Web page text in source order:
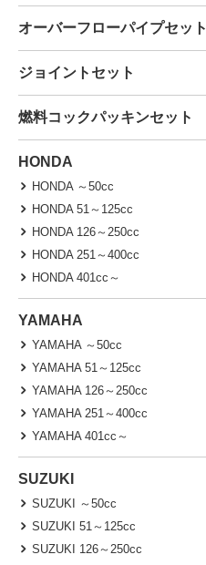
オーバーフローパイプセット
ジョイントセット
燃料コックパッキンセット
HONDA
HONDA ～50cc
HONDA 51～125cc
HONDA 126～250cc
HONDA 251～400cc
HONDA 401cc～
YAMAHA
YAMAHA ～50cc
YAMAHA 51～125cc
YAMAHA 126～250cc
YAMAHA 251～400cc
YAMAHA 401cc～
SUZUKI
SUZUKI ～50cc
SUZUKI 51～125cc
SUZUKI 126～250cc